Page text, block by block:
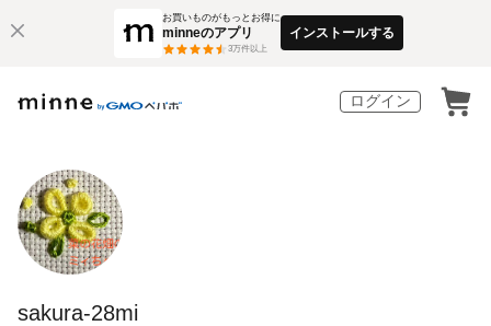
お買いものがもっとお得に
minneのアプリ
3万件以上
インストールする
ログイン
sakura-28mi